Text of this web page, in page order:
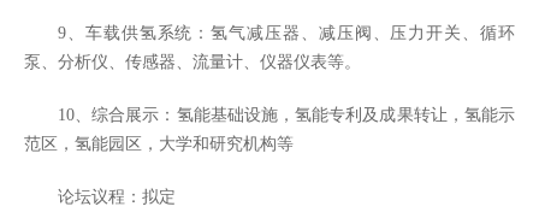
9、车载供氢系统：氢气减压器、减压阀、压力开关、循环
泵、分析仪、传感器、流量计、仪器仪表等。
10、综合展示：氢能基础设施，氢能专利及成果转让，氢能示
范区，氢能园区，大学和研究机构等
论坛议程：拟定